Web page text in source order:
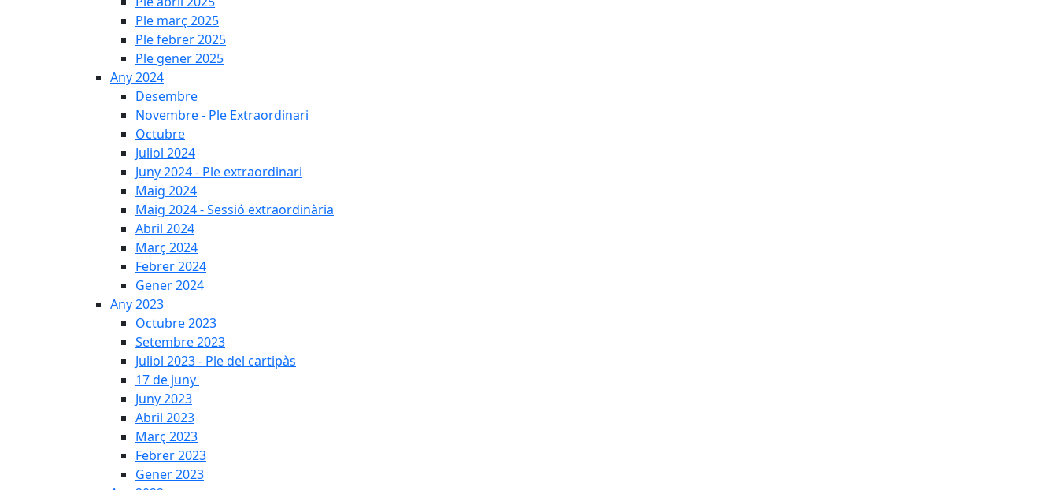
Ple març 2025
Ple febrer 2025
Ple gener 2025
Any 2024
Desembre
Novembre - Ple Extraordinari
Octubre
Juliol 2024
Juny 2024 - Ple extraordinari
Maig 2024
Maig 2024 - Sessió extraordinària
Abril 2024
Març 2024
Febrer 2024
Gener 2024
Any 2023
Octubre 2023
Setembre 2023
Juliol 2023 - Ple del cartipàs
17 de juny
Juny 2023
Abril 2023
Març 2023
Febrer 2023
Gener 2023